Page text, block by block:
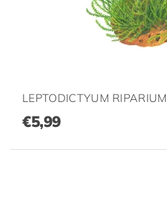
LEPTODICTYUM RIPARIUM
€5,99